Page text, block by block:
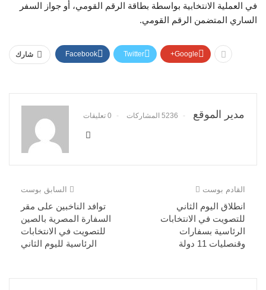
في العملية الانتخابية بواسطة بطاقة الرقم القومي، أو جواز السفر
الساري المتضمن الرقم القومي.
شارك Facebook Twitter Google+
مدير الموقع 5236 المشاركات 0 تعليقات
السابق بوست
توافد الناخبين على مقر
السفارة المصرية بالصين
للتصويت في الانتخابات
الرئاسية لليوم الثاني
القادم بوست
انطلاق اليوم الثاني
للتصويت في الانتخابات
الرئاسية بسفارات
وقنصليات 11 دولة